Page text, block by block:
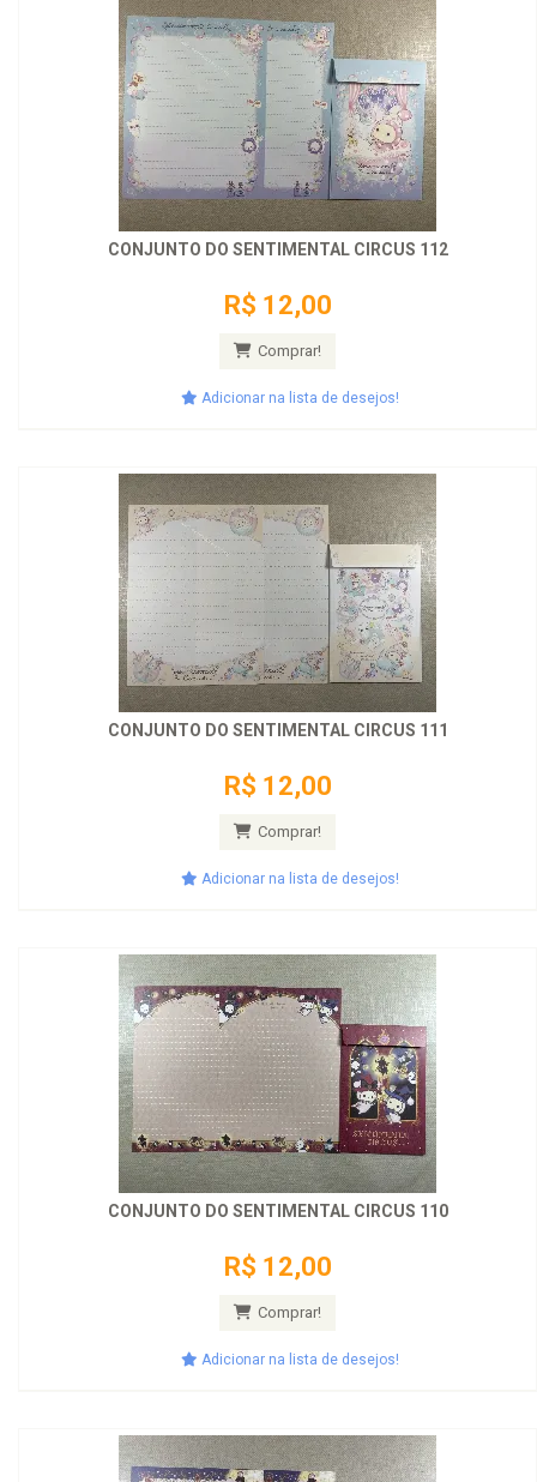
CONJUNTO DO SENTIMENTAL CIRCUS 112
R$ 12,00
Comprar!
Adicionar na lista de desejos!
CONJUNTO DO SENTIMENTAL CIRCUS 111
R$ 12,00
Comprar!
Adicionar na lista de desejos!
CONJUNTO DO SENTIMENTAL CIRCUS 110
R$ 12,00
Comprar!
Adicionar na lista de desejos!